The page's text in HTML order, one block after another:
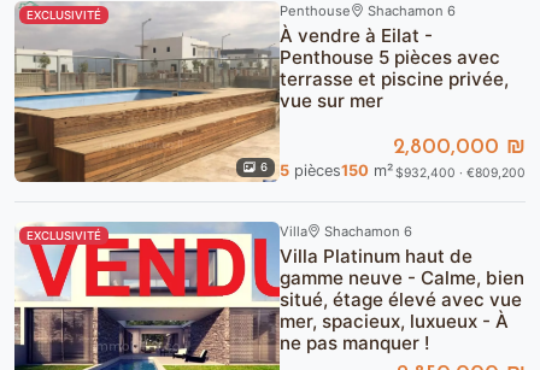
EXCLUSIVITÉ
6
Penthouse Shachamon 6
À vendre à Eilat -
Penthouse 5 pièces avec
terrasse et piscine privée,
vue sur mer
5 pièces150 m²
2,800,000 ₪
$932,400 · €809,200
EXCLUSIVITÉ Villa Shachamon 6
Villa Platinum haut de
gamme neuve - Calme, bien
situé, étage élevé avec vue
mer, spacieux, luxueux - À
ne pas manquer !